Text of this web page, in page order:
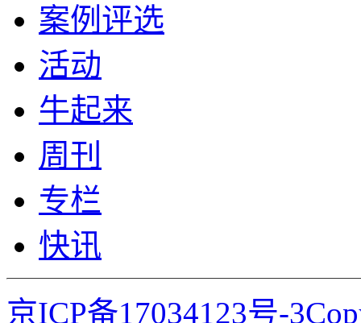
案例评选
活动
牛起来
周刊
专栏
快讯
京ICP备17034123号-